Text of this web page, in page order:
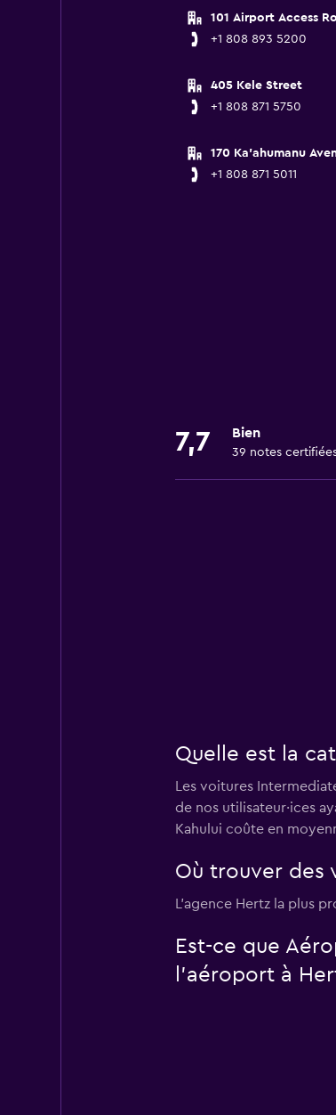
101 Airport Access
+1 808 893 5200
405 Kele Street
+1 808 871 5750
170 Ka'ahumanu
+1 808 871 5011
7,7 Bien
39 notes
Quelle est la
Les voitures
de nos utilisateur·ices
Kahului coûte en
Où trouver des
L’agence Hertz la plus
Est-ce que
l’aéroport à